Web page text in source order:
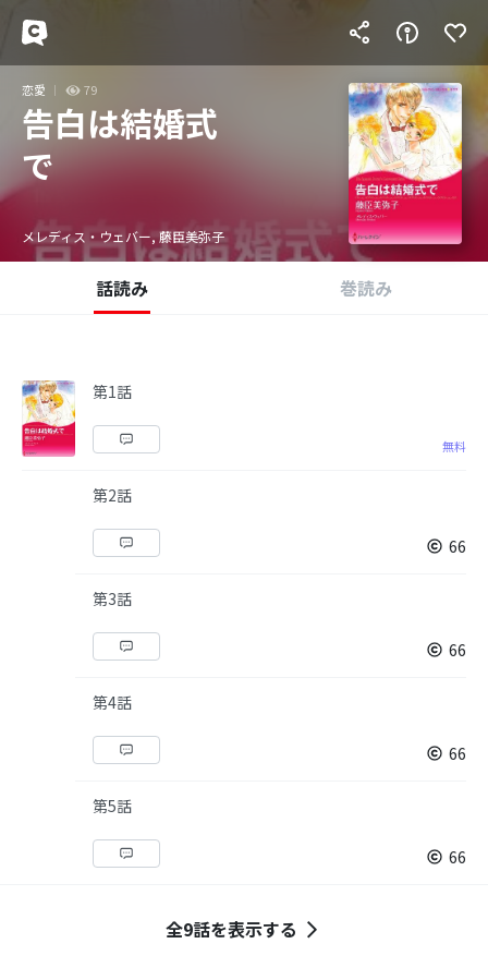
恋愛 79
告白は結婚式
で
メレディス・ウェバー, 藤臣美弥子
話読み 巻読み
第1話
無料
第2話
66
第3話
66
第4話
66
第5話
66
全9話を表示する